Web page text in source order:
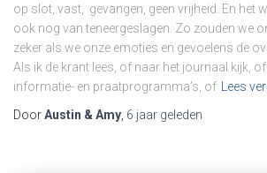
op slot, vast, gevangen, geen vrijheid. En het
ook nog van teneergeslagen. Zo zouden we
zeker als we onze emoties en gevoelens de
Als ik de krant lees, of naar het journaal kijk,
informatie- en praatprogramma’s, of
Lees
DoorAustin & Amy 6 jaar geleden